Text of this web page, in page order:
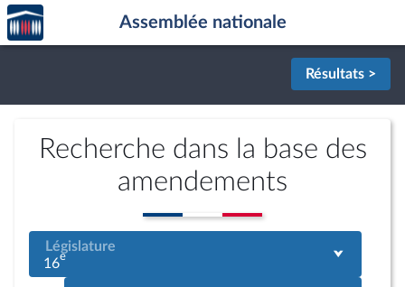
Aller au contenu
Aller en bas de la page
Accèder
à la
page
Assemblée nationale
Résultats >
Recherche dans la base des
amendements
Législature
16e